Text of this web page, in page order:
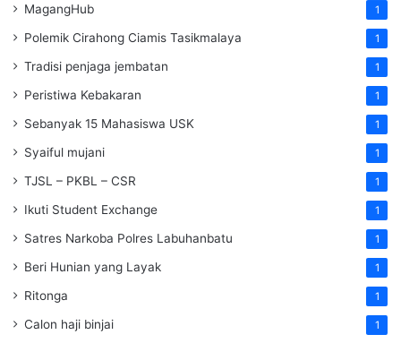
MagangHub 1
Polemik Cirahong Ciamis Tasikmalaya 1
Tradisi penjaga jembatan 1
Peristiwa Kebakaran 1
Sebanyak 15 Mahasiswa USK 1
Syaiful mujani 1
TJSL – PKBL – CSR 1
Ikuti Student Exchange 1
Satres Narkoba Polres Labuhanbatu 1
Beri Hunian yang Layak 1
Ritonga 1
Calon haji binjai 1